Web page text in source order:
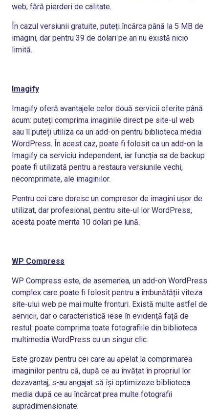
web, fără pierderi de calitate.
În cazul versiunii gratuite, puteți încărca până la 5 MB de
imagini, dar pentru 39 de dolari pe an nu există nicio
limită.
Imagify
Imagify oferă avantajele celor două servicii oferite până
acum: puteți comprima imaginile direct pe site-ul web
sau îl puteți utiliza ca un add-on pentru biblioteca media
WordPress. În acest caz, poate fi folosit ca un add-on la
Imagify ca serviciu independent, iar funcția sa de backup
poate fi utilizată pentru a restaura versiunile vechi,
necomprimate, ale imaginilor.
Pentru cei care doresc un compresor de imagini ușor de
utilizat, dar profesional, pentru site-ul lor WordPress,
acesta poate merita 10 dolari pe lună.
WP Compress
WP Compress este, de asemenea, un add-on WordPress
complex care poate fi folosit pentru a îmbunătății viteza
site-ului web pe mai multe fronturi. Există multe astfel de
servicii, dar o caracteristică iese în evidență față de
restul: poate comprima toate fotografiile din biblioteca
multimedia WordPress cu un singur clic.
Este grozav pentru cei care au apelat la comprimarea
imaginilor pentru că, după ce au învățat în propriul lor
dezavantaj, s-au angajat să își optimizeze biblioteca
media după ce au încărcat prea multe fotografii
supradimensionate.